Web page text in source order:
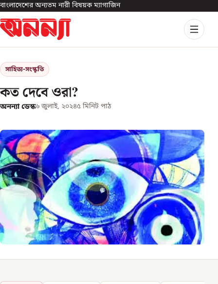
বাংলাদেশের অন্যতম নারী বিষয়ক ম্যাগাজিন
সাহিত্য-সংস্কৃতি
কত দেবে ওরা?
অনন্যা ডেস্ক৬ জুলাই, ২০২৪৫ মিনিট পাঠ